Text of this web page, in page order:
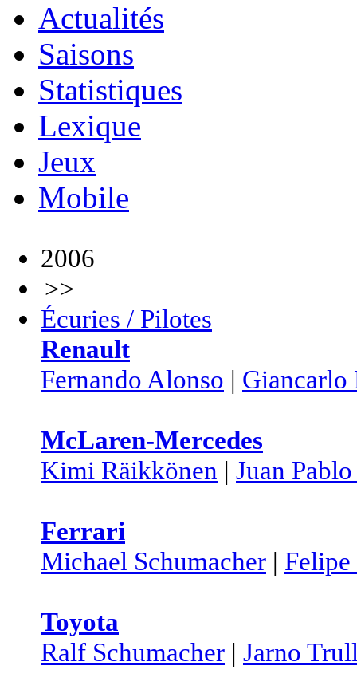
Actualités
Saisons
Statistiques
Lexique
Jeux
Mobile
2006
>>
Écuries / Pilotes
Renault
Fernando Alonso | Giancarlo
McLaren-Mercedes
Kimi Räikkönen | Juan
Ferrari
Michael Schumacher | Felipe
Toyota
Ralf Schumacher | Jarno